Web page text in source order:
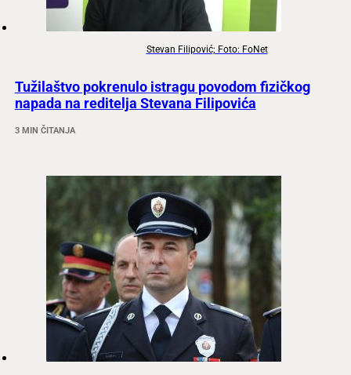
Stevan Filipović; Foto: FoNet
Tužilaštvo pokrenulo istragu povodom fizičkog
napada na reditelja Stevana Filipovića
3 MIN ČITANJA